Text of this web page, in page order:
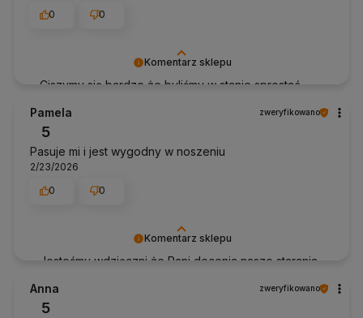
Komentarz sklepu
Ciszymy się bardzo że byliśmy w stanie sprostać
opinię.
0
0
Komentarz sklepu
Jesteśmy wdzięczni że Pani docenia nasze starania
bardzo! Pozdrawiam Anhko.pl
Pamela zweryfikowano
5
Pasuje mi i jest wygodny w noszeniu
2/23/2026
0
0
Anna zweryfikowano
5